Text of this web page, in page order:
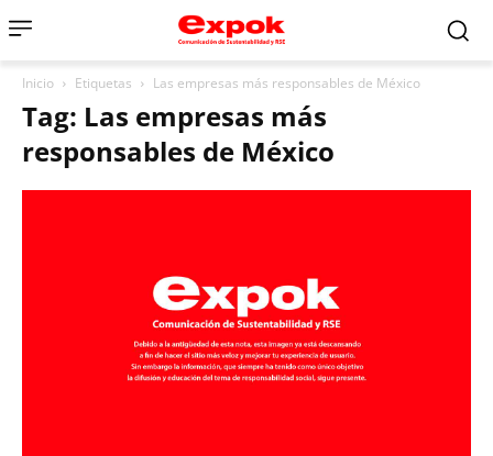
Inicio Etiquetas Las empresas más responsables de México
Tag: Las empresas más
responsables de México